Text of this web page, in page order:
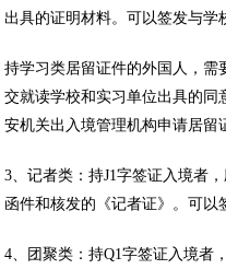
出具的证明材料。可以签发与学
持学习类居留证件的外国人，需
交就读学校和实习单位出具的
安机关出入境管理机构申请居留
3、记者类：持J1字签证入境者
函件和核发的《记者证》。可以
4、团聚类：持Q1字签证入境者